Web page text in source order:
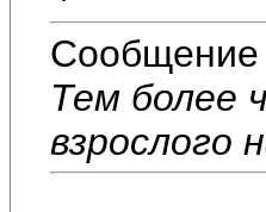
Сообщение
Тем более